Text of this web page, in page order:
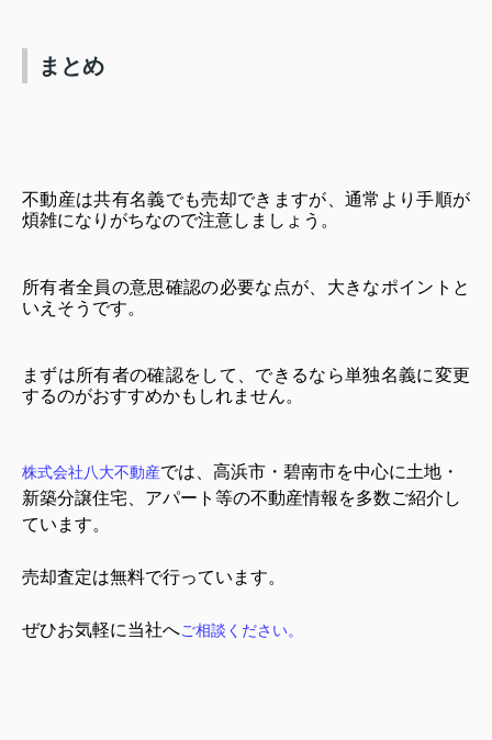
まとめ
不動産は共有名義でも売却できますが、通常より手順が
煩雑になりがちなので注意しましょう。
所有者全員の意思確認の必要な点が、大きなポイントと
いえそうです。
まずは所有者の確認をして、できるなら単独名義に変更
するのがおすすめかもしれません。
株式会社八大不動産では、高浜市・碧南市を中心に土地・
新築分譲住宅、アパート等の不動産情報を多数ご紹介し
ています。
売却査定は無料で行っています。
ぜひお気軽に当社へご相談ください。